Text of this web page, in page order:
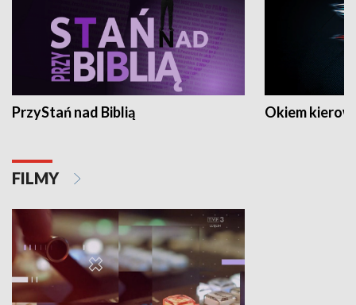
PrzyStań nad Biblią Okiem
FILMY